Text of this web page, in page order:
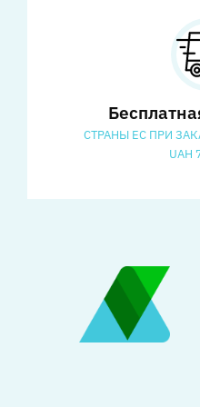
СТРАНЫ ЕС ПРИ
UAH